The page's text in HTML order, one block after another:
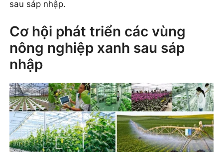
sau sáp nhập.
Cơ hội phát triển các vùng
nông nghiệp xanh sau sáp
nhập